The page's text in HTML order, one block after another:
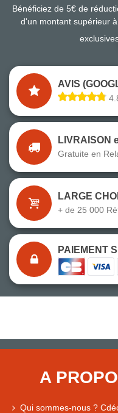
Bénéficiez de 5€ de
d'un montant supérieur
AVIS
LIVRAISON
Gratuite en
LARGE
+ de 25 000
PAIEMENT
A
Qui sommes-nous ?